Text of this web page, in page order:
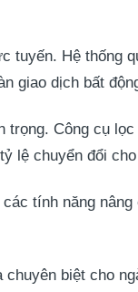
tuyến. Hệ thống
giao dịch bất
trọng. Công cụ
lệ chuyển đổi
tính năng
biệt cho